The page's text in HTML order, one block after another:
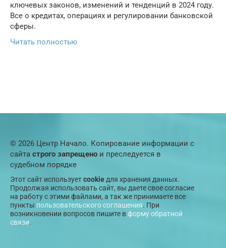
ключевых законов, изменений и тенденций в 2024 году.
Все о кредитах, операциях и регулировании банковской
сферы.
Читать полностью
© 2026 Центр Начало. Копирование информации с
сайта строго запрещено и преследуется в
судебном порядке
Этот сайт используетcookie для хранения данных.
Продолжая использовать сайт, вы даете свое согласие
на работу с этими файлами, а так же принимаете все
пункты пользовательского соглашения. При
возникновении вопросов пишите вформу обратной
связи.